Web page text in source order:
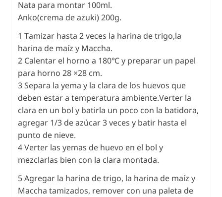
Nata para montar 100ml.
Anko(crema de azuki) 200g.
1 Tamizar hasta 2 veces la harina de trigo,la
harina de maíz y Maccha.
2 Calentar el horno a 180℃ y preparar un papel
para horno 28 ×28 cm.
3 Separa la yema y la clara de los huevos que
deben estar a temperatura ambiente.Verter la
clara en un bol y batirla un poco con la batidora,
agregar 1/3 de azúcar 3 veces y batir hasta el
punto de nieve.
4 Verter las yemas de huevo en el bol y
mezclarlas bien con la clara montada.
5 Agregar la harina de trigo, la harina de maíz y
Maccha tamizados, remover con una paleta de